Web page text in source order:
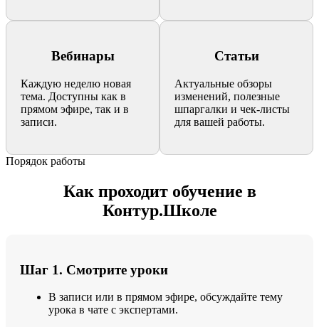
Вебинары
Каждую неделю новая
тема. Доступны как в
прямом эфире, так и в
записи.
Статьи
Актуальные обзоры
изменений, полезные
шпаргалки и чек-листы
для вашей работы.
Порядок работы
Как проходит обучение в
Контур.Школе
Шаг 1. Смотрите уроки
В записи или в прямом эфире, обсуждайте тему
урока в чате с экспертами.